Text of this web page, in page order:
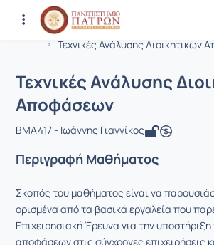
Αρχική Σελίδα
Τεχνικές Ανάλυσης Διοικητικών
Μάθημα : Τεχνικές
Κωδικός : BMA417
Τεχνικές Ανάλυσης
Αποφάσεων
BMA417 - Ιωάννης Γιαννίκος
Περιγραφή Μαθήματος
Σκοπός του μαθήματος είναι να
ορισμένα από τα βασικά εργαλεία που
Επιχειρησιακή Έρευνα για την
αποφάσεων στις σύγχρονες επιχειρήσεις